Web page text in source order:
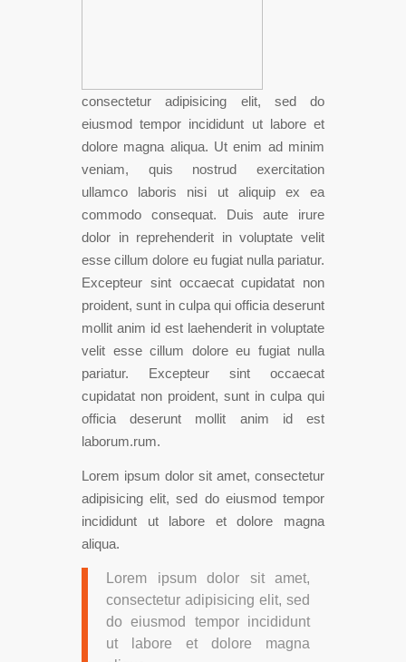
consectetur adipisicing elit, sed do
eiusmod tempor incididunt ut labore et
dolore magna aliqua. Ut enim ad minim
veniam, quis nostrud exercitation
ullamco laboris nisi ut aliquip ex ea
commodo consequat. Duis aute irure
dolor in reprehenderit in voluptate velit
esse cillum dolore eu fugiat nulla pariatur.
Excepteur sint occaecat cupidatat non
proident, sunt in culpa qui officia deserunt
mollit anim id est laehenderit in voluptate
velit esse cillum dolore eu fugiat nulla
pariatur. Excepteur sint occaecat
cupidatat non proident, sunt in culpa qui
officia deserunt mollit anim id est
laborum.rum.
Lorem ipsum dolor sit amet, consectetur
adipisicing elit, sed do eiusmod tempor
incididunt ut labore et dolore magna
aliqua.
Lorem ipsum dolor sit amet,
consectetur adipisicing elit, sed
do eiusmod tempor incididunt
ut labore et dolore magna